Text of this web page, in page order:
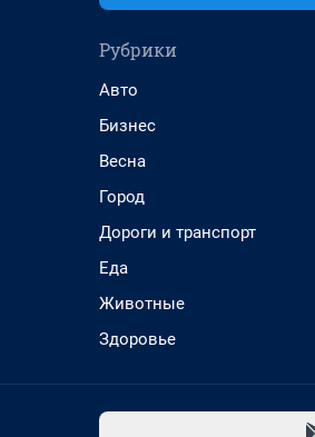
Рубрики
Авто
Бизнес
Весна
Город
Дороги и транспорт
Еда
Животные
Здоровье